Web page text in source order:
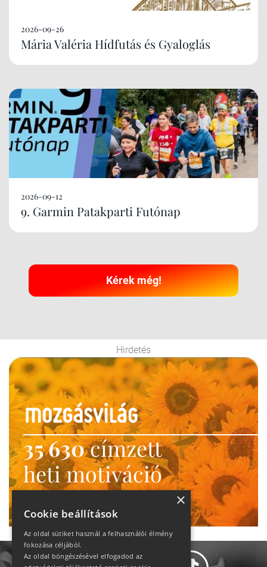
2026-09-26
Mária Valéria Hídfutás és Gyaloglás
2026-09-12
9. Garmin Patakparti Futónap
Kérek még!
Hirdetés
35 630címzett
heti motiváció
Ne maradj le!
×
Cookie beállítások
Az oldal sütiket használ a felhasználói élmény
fokozása céljából.
Az oldal böngészésével elfogadod az